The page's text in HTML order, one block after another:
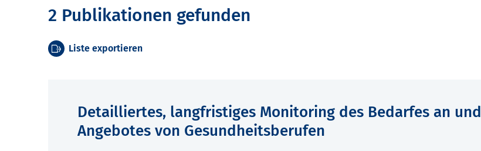
2 Publikationen gefunden
Liste exportieren
Detailliertes, langfristiges Monitoring des Bedarfes an und
Angebotes von Gesundheitsberufen